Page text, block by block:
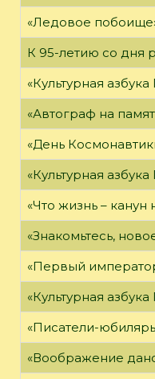
«Ледовое
К 95-летию со дня
«Культурная
«Автограф на
«День
«Культурная
«Что жизнь – канун
«Знакомьтесь,
«Первый
«Культурная
«Писатели-
«Воображение дано